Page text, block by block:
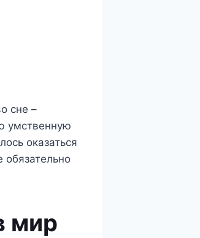
сне –
умственную
оказаться
обязательно
мир